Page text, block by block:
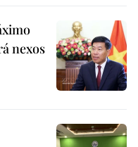
nexos